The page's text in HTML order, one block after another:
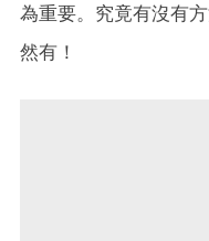
為重要。究竟有沒有
然有！